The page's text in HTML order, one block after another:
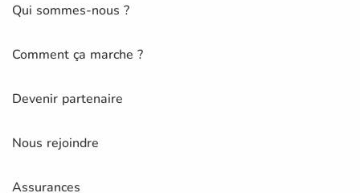
Qui sommes-nous ?
Comment ça marche ?
Devenir partenaire
Nous rejoindre
Assurances